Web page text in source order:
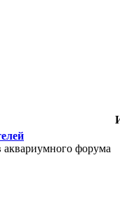
форума